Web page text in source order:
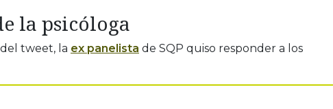
la psicóloga
tweet, la ex panelista de SQP quiso responder a los